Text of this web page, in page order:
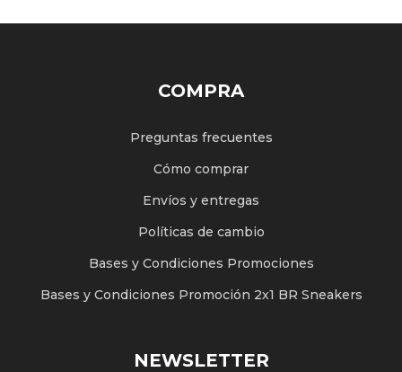
COMPRA
Preguntas frecuentes
Cómo comprar
Envíos y entregas
Políticas de cambio
Bases y Condiciones Promociones
Bases y Condiciones Promoción 2x1 BR Sneakers
NEWSLETTER